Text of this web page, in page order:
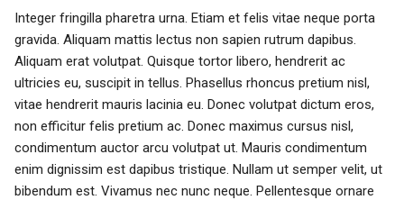
Integer fringilla pharetra urna. Etiam et felis vitae neque porta
gravida. Aliquam mattis lectus non sapien rutrum dapibus.
Aliquam erat volutpat. Quisque tortor libero, hendrerit ac
ultricies eu, suscipit in tellus. Phasellus rhoncus pretium nisl,
vitae hendrerit mauris lacinia eu. Donec volutpat dictum eros,
non efficitur felis pretium ac. Donec maximus cursus nisl,
condimentum auctor arcu volutpat ut. Mauris condimentum
enim dignissim est dapibus tristique. Nullam ut semper velit, ut
bibendum est. Vivamus nec nunc neque. Pellentesque ornare